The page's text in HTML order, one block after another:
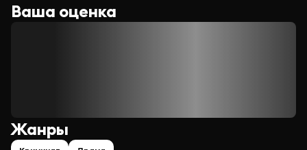
Ваша оценка
Жанры